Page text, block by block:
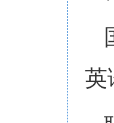
英